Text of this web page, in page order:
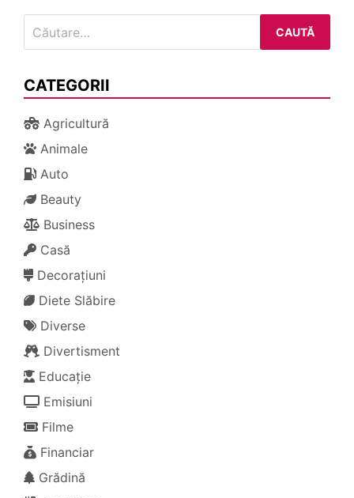
după:
CATEGORII
Agricultură
Animale
Auto
Beauty
Business
Casă
Decorațiuni
Diete Slăbire
Diverse
Divertisment
Educație
Emisiuni
Filme
Financiar
Grădină